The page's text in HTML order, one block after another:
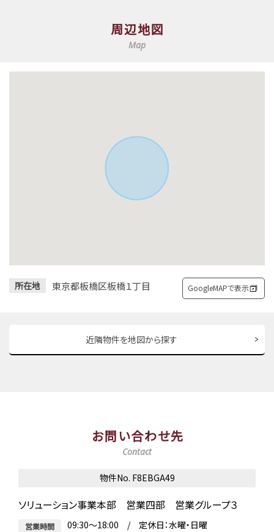
周辺地図
Map
所在地 東京都板橋区板橋１丁目 GoogleMAPで表示
近隣物件を地図から探す
お問い合わせ先
Contact
物件No. F8EBGA49
ソリューション事業本部 営業四部 営業グループ３
営業時間
09:30～18:00 / 定休日：水曜・日曜